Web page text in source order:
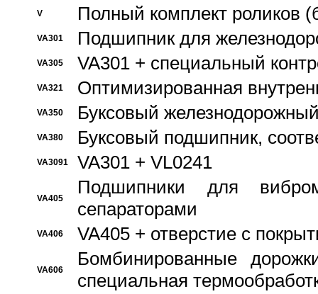
V Полный комплект роликов
VA301 Подшипник для
VA305 VA301 + специальный
VA321 Оптимизированная
VA350 Буксовый
VA380 Буксовый подшипник,
VA3091 VA301 + VL0241
VA405
Подшипники для
сепараторами
VA406 VA405 + отверстие с
VA606
Бомбинированные
специальная